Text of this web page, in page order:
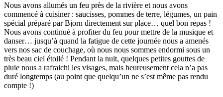
Nous avons allumés un feu près de la rivière et nous avons
commencé à cuisiner : saucisses, pommes de terre, légumes, un pain
spécial préparé par Bjorn directement sur place… quel bon repas !
Nous avons continué à profiter du feu pour mettre de la musique et
danser… jusqu’à quand la fatigue de cette journée nous a amenés
vers nos sac de couchage, où nous nous sommes endormi sous un
très beau ciel étoilé ! Pendant la nuit, quelques petites gouttes de
pluie nous a rafraichi les visages, mais heureusement cela n’a pas
duré longtemps (au point que quelqu’un ne s’est même pas rendu
compte !)